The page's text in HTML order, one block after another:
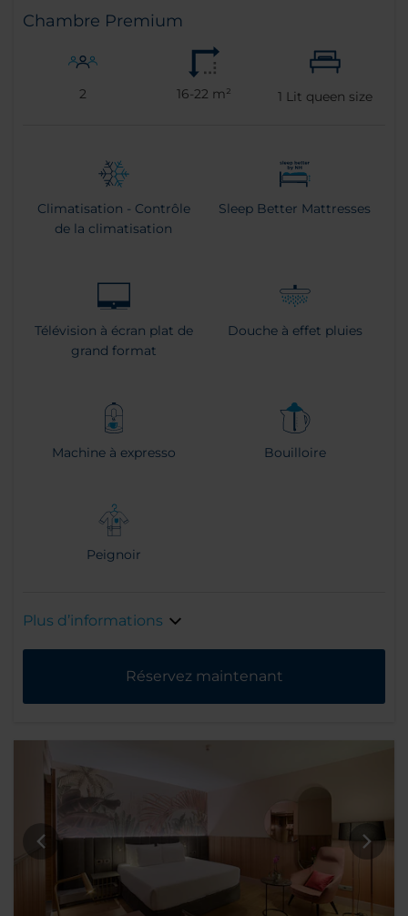
Chambre Premium
2 16-22 m² 1 Lit queen size
Climatisation - Contrôle
de la climatisation
Sleep Better Mattresses
Télévision à écran plat de
grand format
Douche à effet pluies
Machine à expresso Bouilloire
Peignoir
Plus d’informations
Réservez maintenant